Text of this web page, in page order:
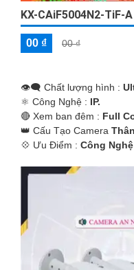
KX-CAiF5004N2-TiF-
00 ₫ 00 ₫
👁️‍🗨 Chất lượng hình :
⚛️ Công Nghệ : IP.
🔴 Xem ban đêm : Full
👑 Cấu Tạo Camera
️💠 Ưu Điểm : Công Nghệ